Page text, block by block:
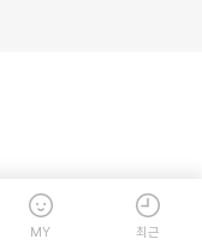
MY 최근